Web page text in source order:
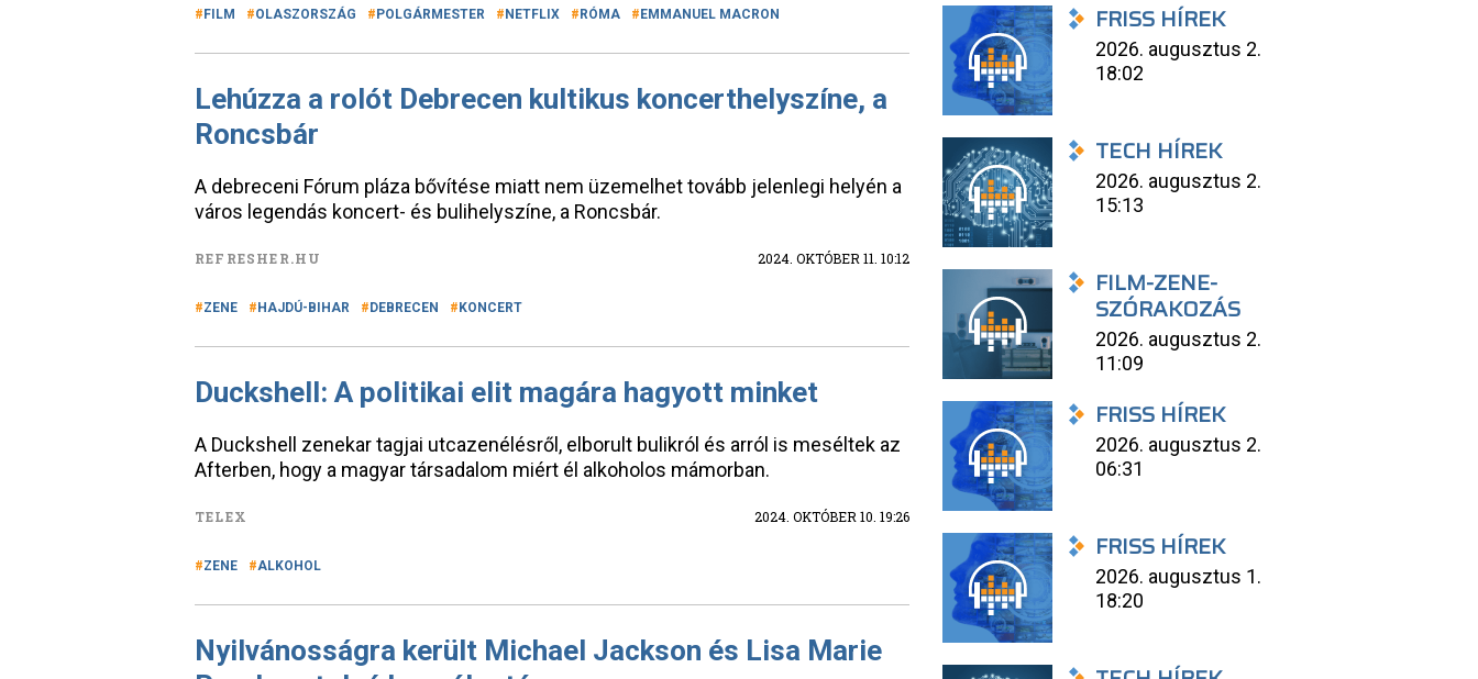
FILM OLASZORSZÁG POLGÁRMESTER NETFLIX RÓMA EMMANUEL MACRON
Lehúzza a rolót Debrecen kultikus koncerthelyszíne, a
Roncsbár
A debreceni Fórum pláza bővítése miatt nem üzemelhet tovább jelenlegi helyén a
város legendás koncert- és bulihelyszíne, a Roncsbár.
REFRESHER.HU 2024. OKTÓBER 11. 10:12
ZENE HAJDÚ-BIHAR DEBRECEN KONCERT
Duckshell: A politikai elit magára hagyott minket
A Duckshell zenekar tagjai utcazenélésről, elborult bulikról és arról is meséltek az
Afterben, hogy a magyar társadalom miért él alkoholos mámorban.
TELEX 2024. OKTÓBER 10. 19:26
ZENE ALKOHOL
Nyilvánosságra került Michael Jackson és Lisa Marie
FRISS HÍREK
2026. augusztus 2.
18:02
TECH HÍREK
2026. augusztus 2.
15:13
FILM-ZENE-
SZÓRAKOZÁS
2026. augusztus 2.
11:09
FRISS HÍREK
2026. augusztus 2.
06:31
FRISS HÍREK
2026. augusztus 1.
18:20